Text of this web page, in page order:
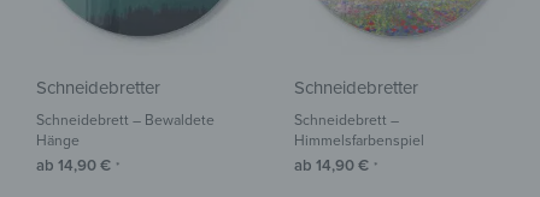
Schneidebretter
Schneidebrett – Bewaldete
Hänge
ab 14,90€ *
Schneidebretter
Schneidebrett –
Himmelsfarbenspiel
ab 14,90€ *